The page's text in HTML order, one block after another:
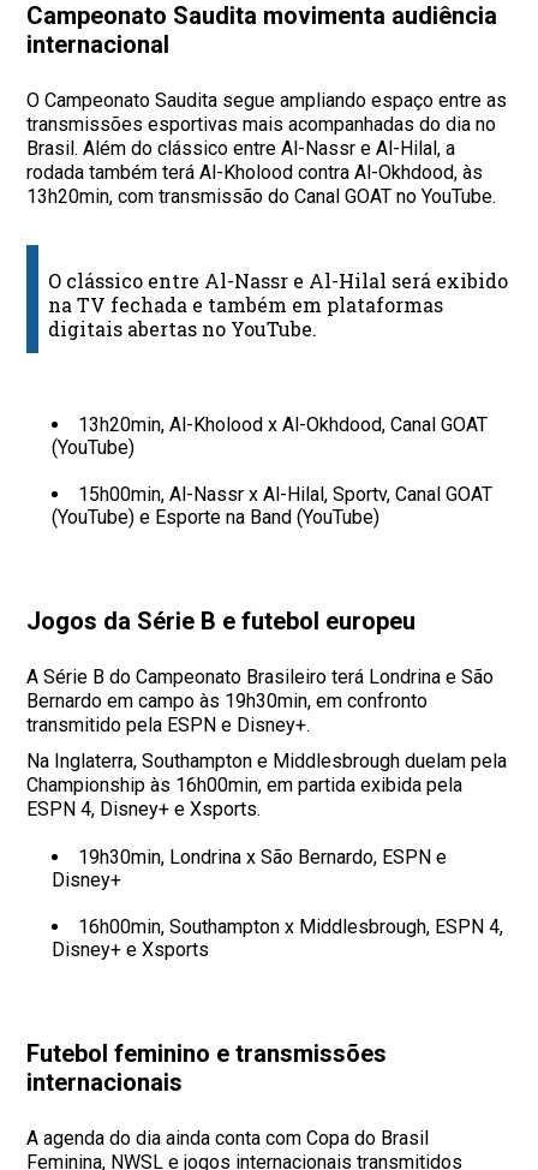
Campeonato Saudita movimenta audiência
internacional
O Campeonato Saudita segue ampliando espaço entre as
transmissões esportivas mais acompanhadas do dia no
Brasil. Além do clássico entre Al-Nassr e Al-Hilal, a
rodada também terá Al-Kholood contra Al-Okhdood, às
13h20min, com transmissão do Canal GOAT no YouTube.
O clássico entre Al-Nassr e Al-Hilal será exibido
na TV fechada e também em plataformas
digitais abertas no YouTube.
13h20min, Al-Kholood x Al-Okhdood, Canal GOAT
(YouTube)
15h00min, Al-Nassr x Al-Hilal, Sportv, Canal GOAT
(YouTube) e Esporte na Band (YouTube)
Jogos da Série B e futebol europeu
A Série B do Campeonato Brasileiro terá Londrina e São
Bernardo em campo às 19h30min, em confronto
transmitido pela ESPN e Disney+.
Na Inglaterra, Southampton e Middlesbrough duelam pela
Championship às 16h00min, em partida exibida pela
ESPN 4, Disney+ e Xsports.
19h30min, Londrina x São Bernardo, ESPN e
Disney+
16h00min, Southampton x Middlesbrough, ESPN 4,
Disney+ e Xsports
Futebol feminino e transmissões
internacionais
A agenda do dia ainda conta com Copa do Brasil
Feminina, NWSL e jogos internacionais transmitidos